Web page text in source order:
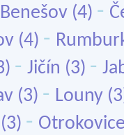
Benešov (4) -
(4) -
- Jičín (3) -
(3) - Louny
(3) -